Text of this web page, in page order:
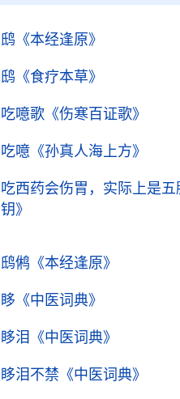
鸱 《本经逢原》
鸱 《食疗本草》
吃噫歌 《伤寒百证歌》
吃噫 《孙真人海上方》
吃西药会伤胃，实际上是五
钥》
鸱鸺 《本经逢原》
眵 《中医词典》
眵泪 《中医词典》
眵泪不禁 《中医词典》